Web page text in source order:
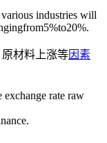
industries will
材料上涨等因素
rate raw